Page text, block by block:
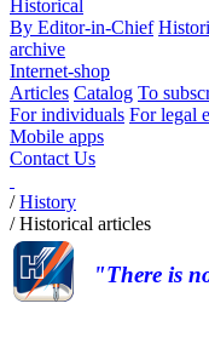
Historical
By Editor-in-Chief
archive
Internet-shop
Articles Catalog To
For individuals For legal
Mobile apps
Contact Us
/History
/Historical articles
"There is